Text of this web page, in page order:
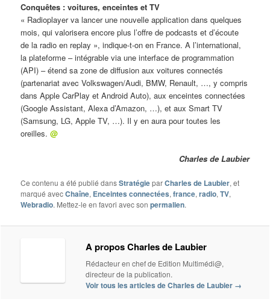
Conquêtes : voitures, enceintes et TV
« Radioplayer va lancer une nouvelle application dans quelques
mois, qui valorisera encore plus l’offre de podcasts et d’écoute
de la radio en replay », indique-t-on en France. A l’international,
la plateforme – intégrable via une interface de programmation
(API) – étend sa zone de diffusion aux voitures connectés
(partenariat avec Volkswagen/Audi, BMW, Renault, …, y compris
dans Apple CarPlay et Android Auto), aux enceintes connectées
(Google Assistant, Alexa d’Amazon, …), et aux Smart TV
(Samsung, LG, Apple TV, …). Il y en aura pour toutes les
oreilles.@
Charles de Laubier
Ce contenu a été publié dansStratégieparCharles de Laubier, et
marqué avecChaîne, Enceintes connectées,france,radio,TV,
Webradio. Mettez-le en favori avec sonpermalien.
A propos Charles de Laubier
Rédacteur en chef de Edition Multimédi@,
directeur de la publication.
Voir tous les articles de Charles de Laubier →